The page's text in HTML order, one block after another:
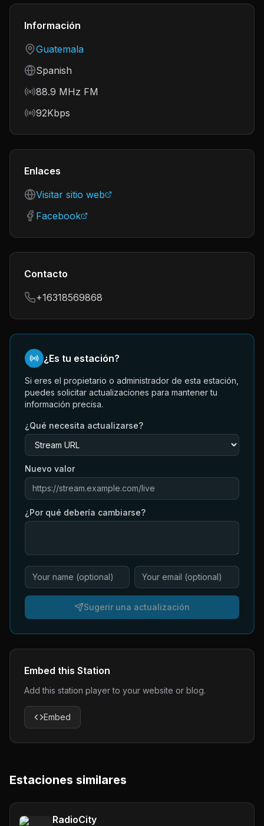
Información
Country
Guatemala
Language
Spanish
Frequency
88.9 MHz FM
Bitrate
92Kbps
Enlaces
Visitar sitio web
Facebook
Contacto
+16318569868
¿Es tu estación?
Si eres el propietario o administrador de esta estación,
puedes solicitar actualizaciones para mantener tu
información precisa.
¿Qué necesita actualizarse?
Nuevo valor
¿Por qué debería cambiarse?
Sugerir una actualización
Embed this Station
Add this station player to your website or blog.
Embed
Estaciones similares
RadioCity